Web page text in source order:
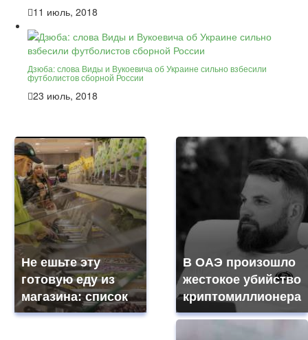
11 июль, 2018
Дзюба: слова Виды и Вукоевича об Украине сильно взбесили
футболистов сборной России
23 июль, 2018
Не ешьте эту
готовую еду из
магазина: список
В ОАЭ произошло
жестокое убийство
криптомиллионера